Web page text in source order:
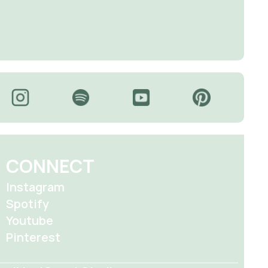
CONNECT
Instagram
Spotify
Youtube
Pinterest